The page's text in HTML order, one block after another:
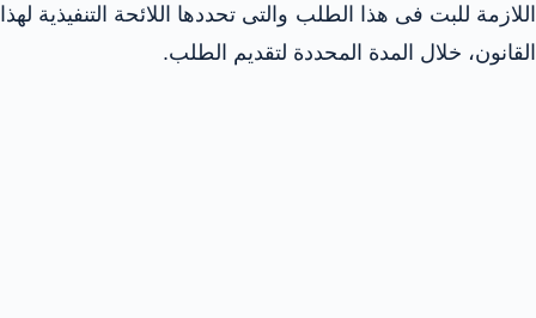
اللازمة للبت فى هذا الطلب والتى تحددها اللائحة التنفيذية لهذا
القانون، خلال المدة المحددة لتقديم الطلب.